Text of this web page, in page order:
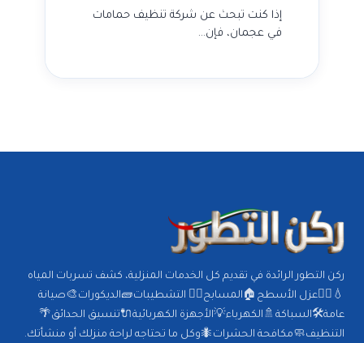
إذا كنت تبحث عن شركة تنظيف حمامات
في عجمان، فإن…
ركن التطور الرائدة في تقديم كل الخدمات المنزلية، كشف تسربات المياه
💧🕵️‍♂️عزل الأسطح🏠المسابح🏊‍♂️ التشطيبات🧱الديكورات🎨صيانة
عامة🛠️السباكة🚿الكهرباء💡الأجهزة الكهربائية🔌تنسيق الحدائق🌴
التنظيف🧼مكافحة الحشرات🐜وكل ما تحتاجه لراحة منزلك أو منشأتك.